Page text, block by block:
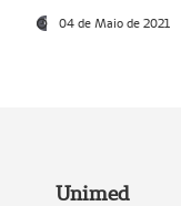
04 de Maio de 2021
Unimed